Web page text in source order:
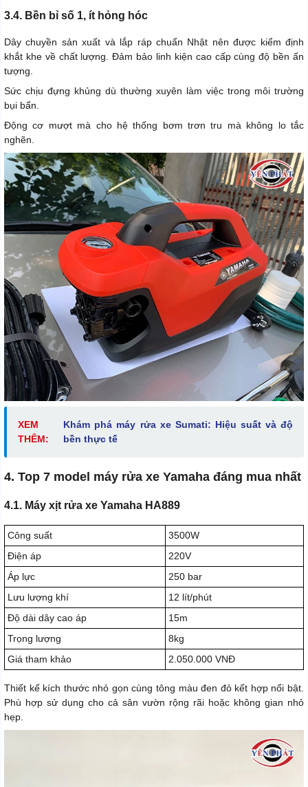
3.4. Bền bỉ số 1, ít hỏng hóc
Dây chuyền sản xuất và lắp ráp chuẩn Nhật nên được kiểm định
khắt khe về chất lượng. Đảm bảo linh kiện cao cấp cùng độ bền ấn
tượng.
Sức chịu đựng khủng dù thường xuyên làm việc trong môi trường
bụi bẩn.
Động cơ mượt mà cho hệ thống bơm trơn tru mà không lo tắc
nghẽn.
XEM
THÊM:
Khám phá máy rửa xe Sumati: Hiệu suất và độ
bền thực tế
4. Top 7 model máy rửa xe Yamaha đáng mua nhất
4.1. Máy xịt rửa xe Yamaha HA889
Công suất
3500W
Điện áp
220V
Áp lực
250 bar
Lưu lượng khí
12 lít/phút
Độ dài dây cao áp
15m
Trọng lượng
8kg
Giá tham khảo
2.050.000 VNĐ
Thiết kế kích thước nhỏ gọn cùng tông màu đen đỏ kết hợp nổi bật.
Phù hợp sử dụng cho cả sân vườn rộng rãi hoặc không gian nhỏ
hẹp.